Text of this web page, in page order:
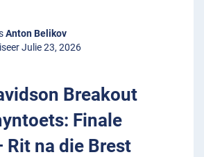
Anton Belikov
Julie 23, 2026
Breakout
Finale
Rit na die Brest